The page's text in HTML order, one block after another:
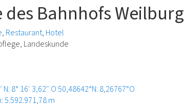
Bahnhofs Weilburg
Restaurant Hotel
Landeskunde
8° 16′ 3,62″ O50,48642°N: 8,26767°O
5.592.971,78 m